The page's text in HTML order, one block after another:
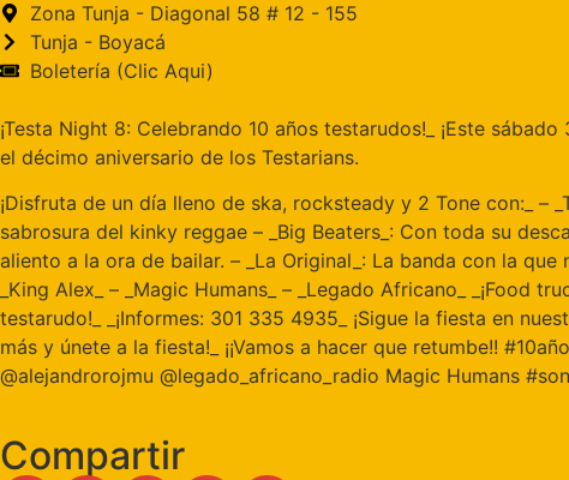
Zona Tunja - Diagonal 58 # 12 - 155
Tunja - Boyacá
Boletería (Clic Aqui)
¡Testa Night 8: Celebrando 10 años testarudos!_ ¡Este
el décimo aniversario de los Testarians.
¡Disfruta de un día lleno de ska, rocksteady y 2 Tone con:_ –
sabrosura del kinky reggae – _Big Beaters_: Con toda su
aliento a la ora de bailar. – _La Original_: La banda con la
_King Alex_ – _Magic Humans_ – _Legado Africano_
testarudo!_ _¡Informes: 301 335 4935_ ¡Sigue la fiesta en
más y únete a la fiesta!_ ¡¡Vamos a hacer que retumbe!!
@alejandrorojmu @legado_africano_radio Magic Humans
Compartir